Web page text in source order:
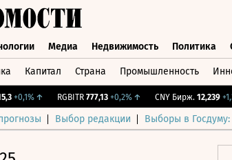
Медиа Недвижимость Политика
Капитал Страна Промышленность
+0,1% ↑ RGBITR 777,13 +0,2%↑ CNY Бирж. 12,239 +1,31%
Выбор редакции Выборы в